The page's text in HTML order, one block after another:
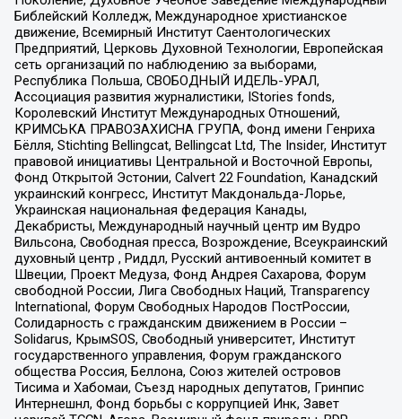
Библейский Колледж, Международное христианское
движение, Всемирный Институт Саентологических
Предприятий, Церковь Духовной Технологии, Европейская
сеть организаций по наблюдению за выборами,
Республика Польша, СВОБОДНЫЙ ИДЕЛЬ-УРАЛ,
Ассоциация развития журналистики, IStories fonds,
Королевский Институт Международных Отношений,
КРИМСЬКА ПРАВОЗАХИСНА ГРУПА, Фонд имени Генриха
Бёлля, Stichting Bellingcat, Bellingcat Ltd, The Insider, Институт
правовой инициативы Центральной и Восточной Европы,
Фонд Открытой Эстонии, Calvert 22 Foundation, Канадский
украинский конгресс, Институт Макдональда-Лорье,
Украинская национальная федерация Канады,
Декабристы, Международный научный центр им Вудро
Вильсона, Свободная пресса, Возрождение, Всеукраинский
духовный центр , Риддл, Русский антивоенный комитет в
Швеции, Проект Медуза, Фонд Андрея Сахарова, Форум
свободной России, Лига Свободных Наций, Transparеncy
International, Форум Свободных Народов ПостРоссии,
Солидарность с гражданским движением в России –
Solidarus, КрымSOS, Свободный университет, Институт
государственного управления, Форум гражданского
общества Россия, Беллона, Союз жителей островов
Тисима и Хабомаи, Съезд народных депутатов, Гринпис
Интернешнл, Фонд борьбы с коррупцией Инк, Завет